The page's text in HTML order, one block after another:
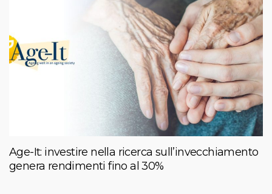
Age-It: investire nella ricerca sull’invecchiamento
genera rendimenti fino al 30%